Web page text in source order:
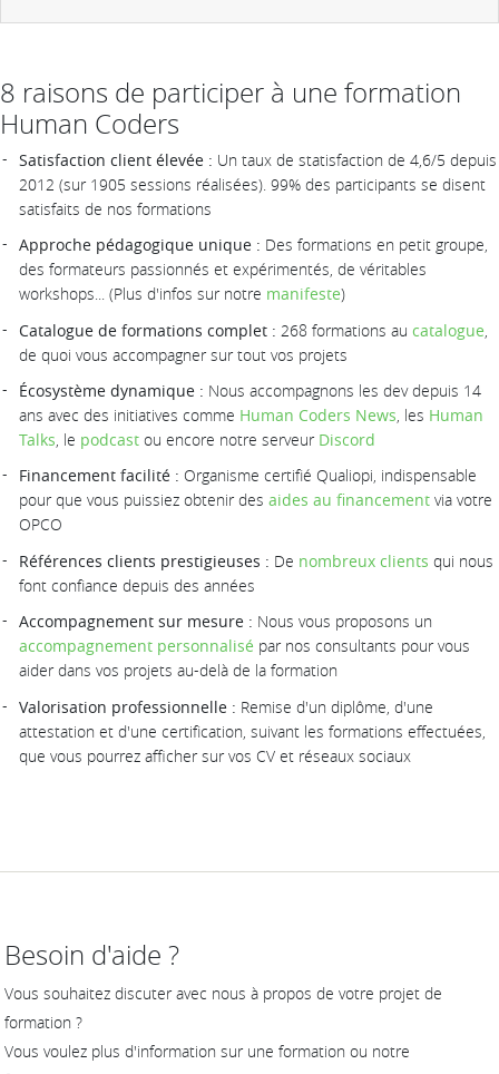
8 raisons de participer à une formation
Human Coders
Satisfaction client élevée : Un taux de statisfaction de 4,6/5 depuis
2012 (sur 1905 sessions réalisées). 99% des participants se disent
satisfaits de nos formations
Approche pédagogique unique : Des formations en petit groupe,
des formateurs passionnés et expérimentés, de véritables
workshops... (Plus d'infos sur notre manifeste)
Catalogue de formations complet : 268 formations au catalogue
de quoi vous accompagner sur tout vos projets
Écosystème dynamique : Nous accompagnons les dev depuis 14
ans avec des initiatives comme Human Coders News, les Human
Talks, le podcast ou encore notre serveur Discord
Financement facilité : Organisme certifié Qualiopi, indispensable
pour que vous puissiez obtenir des aides au financement via votre
OPCO
Références clients prestigieuses : De nombreux clients qui nous
font confiance depuis des années
Accompagnement sur mesure : Nous vous proposons un
accompagnement personnalisé par nos consultants pour vous
aider dans vos projets au-delà de la formation
Valorisation professionnelle : Remise d'un diplôme, d'une
attestation et d'une certification, suivant les formations effectuées,
que vous pourrez afficher sur vos CV et réseaux sociaux
Besoin d'aide ?
Vous souhaitez discuter avec nous à propos de votre projet de
formation ?
Vous voulez plus d'information sur une formation ou notre